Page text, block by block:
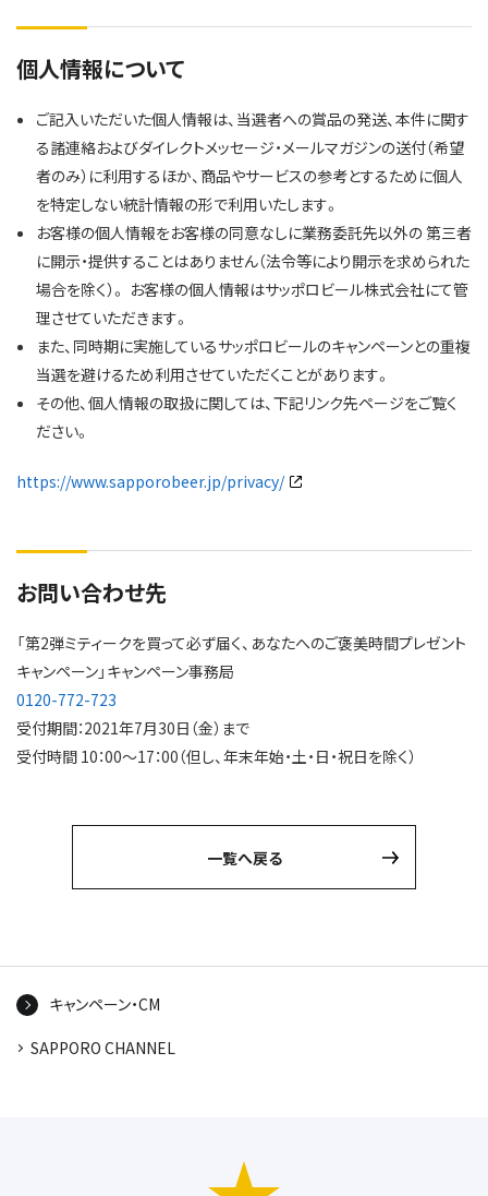
個人情報について
ご記入いただいた個人情報は、当選者への賞品の発送、本件に関す
る諸連絡およびダイレクトメッセージ・メールマガジンの送付（希望
者のみ）に利用するほか、商品やサービスの参考とするために個人
を特定しない統計情報の形で利用いたします。
お客様の個人情報をお客様の同意なしに業務委託先以外の 第三者
に開示・提供することはありません（法令等により開示を求められた
場合を除く）。 お客様の個人情報はサッポロビール株式会社にて管
理させていただきます。
また、同時期に実施しているサッポロビールのキャンペーンとの重複
当選を避けるため利用させていただくことがあります。
その他、個人情報の取扱に関しては、下記リンク先ページをご覧く
ださい。
https://www.sapporobeer.jp/privacy/
お問い合わせ先
「第2弾ミティークを買って必ず届く、あなたへのご褒美時間プレゼント
キャンペーン」キャンペーン事務局
0120-772-723
受付期間：2021年7月30日（金）まで
受付時間 10：00～17：00（但し、年末年始・土・日・祝日を除く）
一覧へ戻る
キャンペーン・CM
SAPPORO CHANNEL